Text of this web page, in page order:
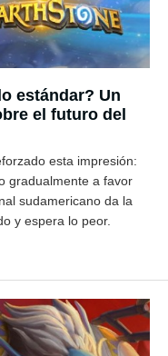
estándar? Un
el futuro del
esta impresión:
gradualmente a favor
sudamericano da la
y espera lo peor.